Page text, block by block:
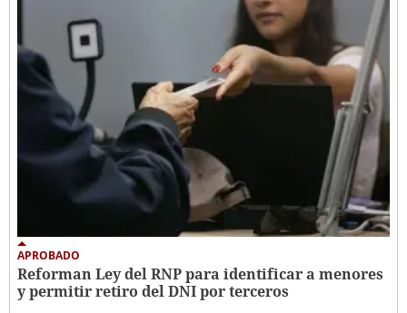
APROBADO
Reforman Ley del RNP para identificar a menores
y permitir retiro del DNI por terceros